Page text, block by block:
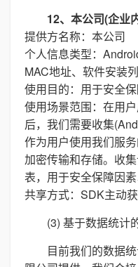
12、本公司(企业
提供方名称：本公司
个人信息类型：
MAC地址、软件安装
使用目的：用于安全
使用场景范围：在用
后，我们需要收集
作为用户使用我们服
加密传输和存储。收
表，用于安全保障因
共享方式：SDK主动
(3) 基于数据统计
目前我们的数据